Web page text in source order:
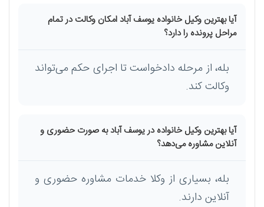
آیا بهترین وکیل خانواده یوسف آباد امکان وکالت در تمام
مراحل پرونده را دارد؟
بله، از مرحله دادخواست تا اجرای حکم می‌تواند
وکالت کند.
آیا بهترین وکیل خانواده در یوسف آباد به صورت حضوری و
آنلاین مشاوره می‌دهد؟
بله، بسیاری از وکلا خدمات مشاوره حضوری و
آنلاین دارند.